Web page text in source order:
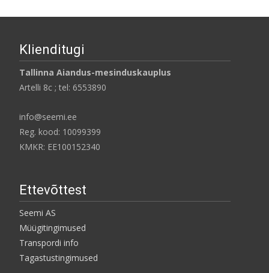
Klienditugi
Tallinna Aiandus-mesinduskauplus
Artelli 8c ; tel: 6553890
info@seemi.ee
Reg. kood: 10099399
KMKR: EE100152340
Ettevõttest
Seemi AS
Müügitingimused
Transpordi info
Tagastustingimused